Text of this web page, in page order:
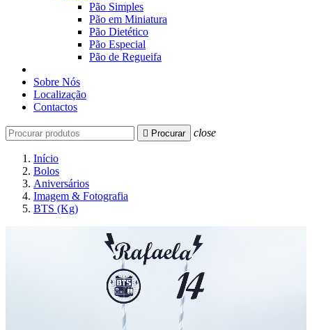
Pão Simples
Pão em Miniatura
Pão Dietético
Pão Especial
Pão de Regueifa
Sobre Nós
Localização
Contactos
 Procurar close
Início
Bolos
Aniversários
Imagem & Fotografia
BTS (Kg)